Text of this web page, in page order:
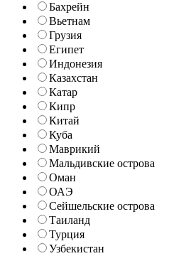
Бахрейн
Вьетнам
Грузия
Египет
Индонезия
Казахстан
Катар
Кипр
Китай
Куба
Маврикий
Мальдивские острова
Оман
ОАЭ
Сейшельские острова
Таиланд
Турция
Узбекистан